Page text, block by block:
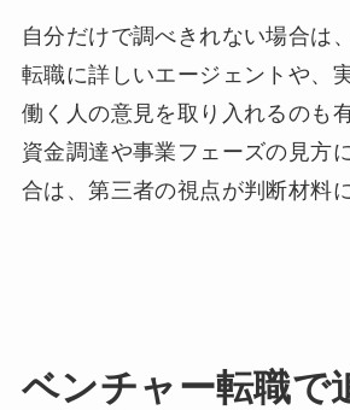
自分だけで調べきれない場合は
転職に詳しいエージェントや、
働く人の意見を取り入れるのも
資金調達や事業フェーズの見方
合は、第三者の視点が判断材料
ベンチャー転職で